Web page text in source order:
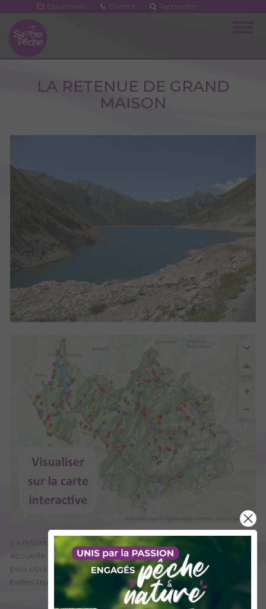
contenu
principal
Documents Contact Rechercher
LA RETENUE DE GRAND
MAISON
La retenue de Grand'Maison est en limite Savoie/Isère. Elle
accueille de nombreuses espèces piscicoles, ce qui est
peu courant pour un lac de montagne. On y trouve de très
belles truites. A bon entendeur…